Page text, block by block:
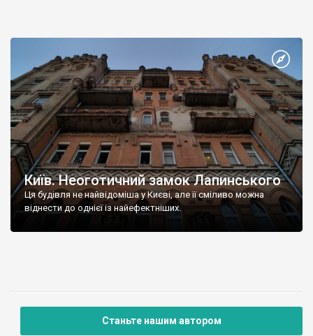
Київ. Неоготичний замок Лапинського
Ця будівля не найвідоміша у Києві, але її сміливо можна
віднести до однієї із найефектніших.
Станьте нашим автором